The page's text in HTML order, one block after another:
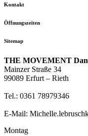
Kontakt
Öffnungszeiten
Sitemap
THE MOVEMENT
Mainzer Straße 34
99089 Erfurt – Rieth
Tel.: 0361 78979346
E-Mail:
Montag